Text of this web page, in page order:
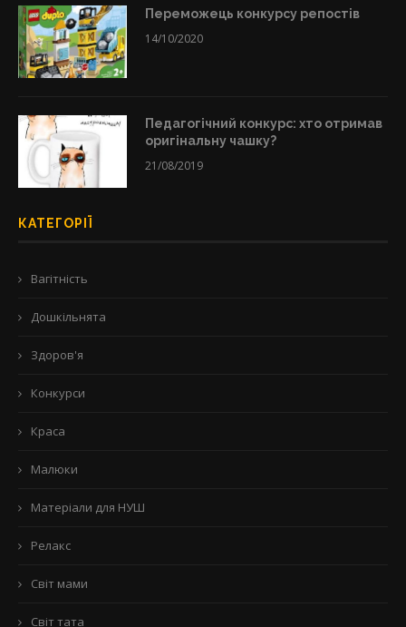
Переможець конкурсу репостів
14/10/2020
Педагогічний конкурс: хто отримав
оригінальну чашку?
21/08/2019
КАТЕГОРІЇ
Вагітність
Дошкільнята
Здоров'я
Конкурси
Краса
Малюки
Матеріали для НУШ
Релакс
Світ мами
Світ тата